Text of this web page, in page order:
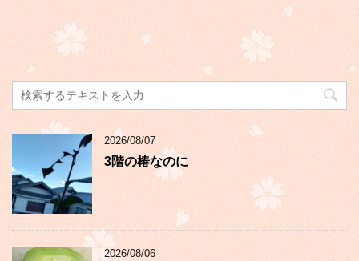
2026/08/07
3階の椿なのに
2026/08/06